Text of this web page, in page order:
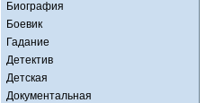
Биография
Боевик
Гадание
Детектив
Детская
Документальная